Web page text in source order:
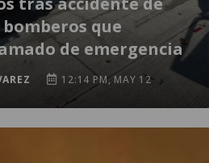
que
de emergencia
12:14 PM, MAY 12